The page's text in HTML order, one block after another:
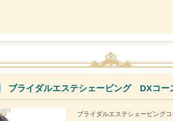
ブライダルエステシェービング DXコー
ブライダルエステシェービング